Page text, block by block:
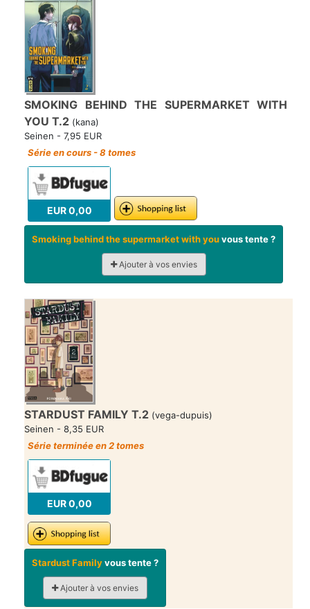
SMOKING BEHIND THE SUPERMARKET WITH
YOU T.2 (kana)
Seinen - 7,95 EUR
Série en cours - 8 tomes
EUR 0,00
Smoking behind the supermarket with youvous tente ?
Ajouter à vos envies
STARDUST FAMILY T.2 (vega-dupuis)
Seinen - 8,35 EUR
Série terminée en 2 tomes
EUR 0,00
Stardust Familyvous tente ?
Ajouter à vos envies